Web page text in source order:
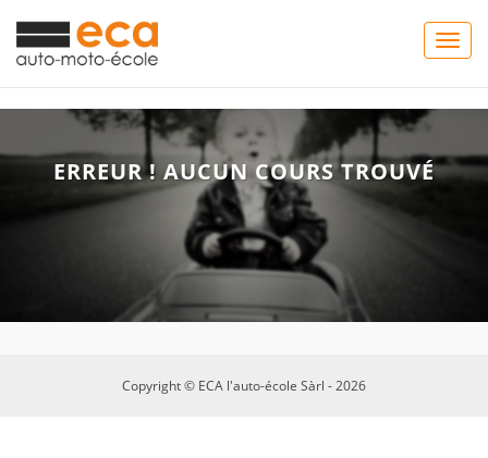
ERREUR ! AUCUN COURS TROUVÉ
Copyright © ECA l'auto-école Sàrl - 2026